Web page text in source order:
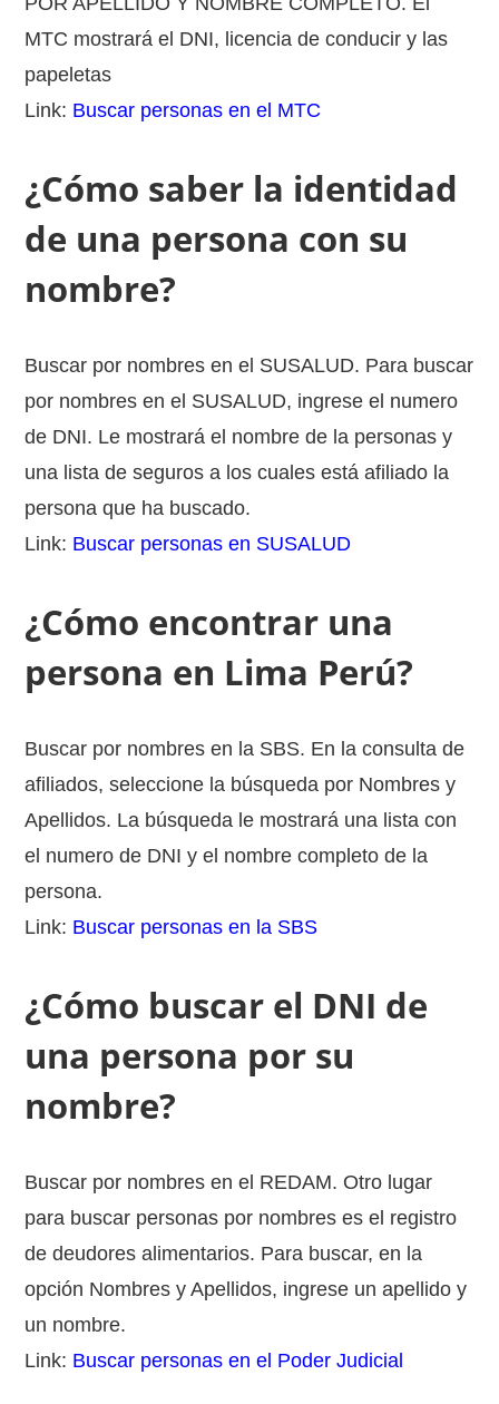
MTC mostrará el DNI, licencia de conducir y las
papeletas
Link: Buscar personas en el MTC
¿Cómo saber la identidad
de una persona con su
nombre?
Buscar por nombres en el SUSALUD. Para buscar
por nombres en el SUSALUD, ingrese el numero
de DNI. Le mostrará el nombre de la personas y
una lista de seguros a los cuales está afiliado la
persona que ha buscado.
Link: Buscar personas en SUSALUD
¿Cómo encontrar una
persona en Lima Perú?
Buscar por nombres en la SBS. En la consulta de
afiliados, seleccione la búsqueda por Nombres y
Apellidos. La búsqueda le mostrará una lista con
el numero de DNI y el nombre completo de la
persona.
Link: Buscar personas en la SBS
¿Cómo buscar el DNI de
una persona por su
nombre?
Buscar por nombres en el REDAM. Otro lugar
para buscar personas por nombres es el registro
de deudores alimentarios. Para buscar, en la
opción Nombres y Apellidos, ingrese un apellido y
un nombre.
Link: Buscar personas en el Poder Judicial